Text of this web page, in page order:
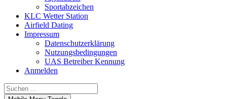
Sportabzeichen
KLC Wetter Station
Airfield Dating
Impressum
Datenschutzerklärung
Nutzungsbedingungen
UAS Betreiber Kennung
Anmelden